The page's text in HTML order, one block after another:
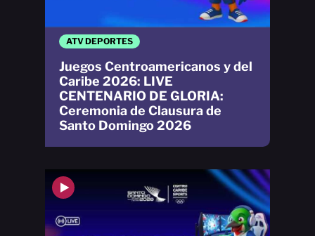
ATV DEPORTES
Juegos Centroamericanos y del
Caribe 2026: LIVE
CENTENARIO DE GLORIA:
Ceremonia de Clausura de
Santo Domingo 2026